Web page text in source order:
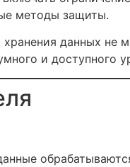
методы защиты.
данных не
и доступного